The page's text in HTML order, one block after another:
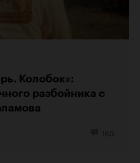
Колобок»:
разбойника с